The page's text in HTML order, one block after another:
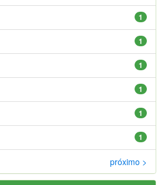
1
1
1
1
1
1
próximo >